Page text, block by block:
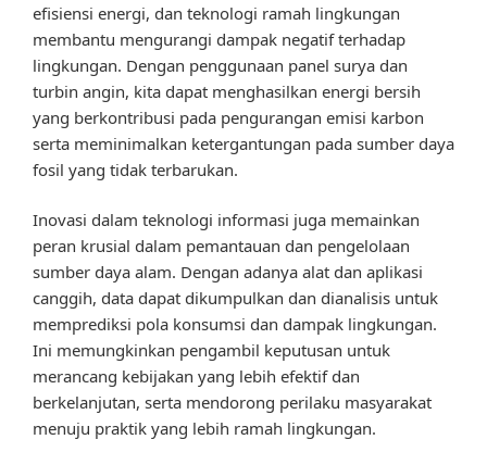
efisiensi energi, dan teknologi ramah lingkungan
membantu mengurangi dampak negatif terhadap
lingkungan. Dengan penggunaan panel surya dan
turbin angin, kita dapat menghasilkan energi bersih
yang berkontribusi pada pengurangan emisi karbon
serta meminimalkan ketergantungan pada sumber daya
fosil yang tidak terbarukan.
Inovasi dalam teknologi informasi juga memainkan
peran krusial dalam pemantauan dan pengelolaan
sumber daya alam. Dengan adanya alat dan aplikasi
canggih, data dapat dikumpulkan dan dianalisis untuk
memprediksi pola konsumsi dan dampak lingkungan.
Ini memungkinkan pengambil keputusan untuk
merancang kebijakan yang lebih efektif dan
berkelanjutan, serta mendorong perilaku masyarakat
menuju praktik yang lebih ramah lingkungan.